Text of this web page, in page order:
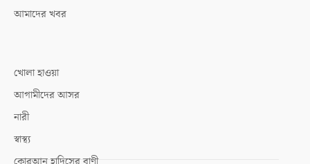
আমাদের খবর
খোলা হাওয়া
আগামীদের আসর
নারী
স্বাস্থ্য